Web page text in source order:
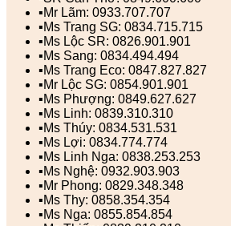
▪️Mr Lãm: 0933.707.707
▪️Ms Trang SG: 0834.715.715
▪️Ms Lộc SR: 0826.901.901
▪️Ms Sang: 0834.494.494
▪️Ms Trang Eco: 0847.827.827
▪️Mr Lộc SG: 0854.901.901
▪️Ms Phượng: 0849.627.627
▪️Ms Linh: 0839.310.310
▪️Ms Thúy: 0834.531.531
▪️Ms Lợi: 0834.774.774
▪️Ms Linh Nga: 0838.253.253
▪️Ms Nghệ: 0932.903.903
▪️Mr Phong: 0829.348.348
▪️Ms Thy: 0858.354.354
▪️Ms Nga: 0855.854.854